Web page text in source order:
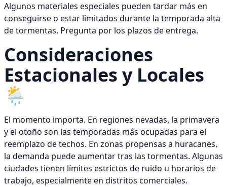
Algunos materiales especiales pueden tardar más en
conseguirse o estar limitados durante la temporada alta
de tormentas. Pregunta por los plazos de entrega.
Consideraciones
Estacionales y Locales
🌦️
El momento importa. En regiones nevadas, la primavera
y el otoño son las temporadas más ocupadas para el
reemplazo de techos. En zonas propensas a huracanes,
la demanda puede aumentar tras las tormentas. Algunas
ciudades tienen límites estrictos de ruido u horarios de
trabajo, especialmente en distritos comerciales.